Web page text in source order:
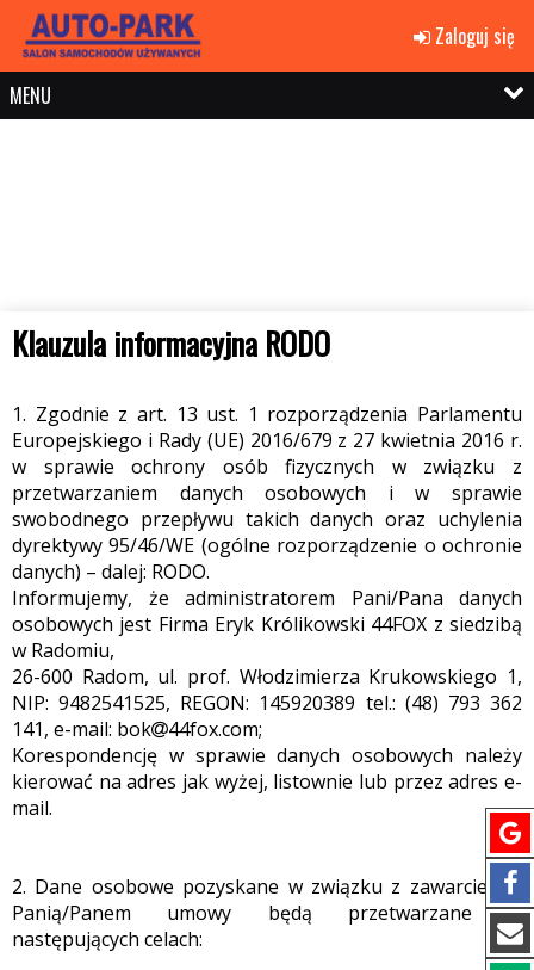
Zaloguj się
MENU
Klauzula informacyjna RODO
1. Zgodnie z art. 13 ust. 1 rozporządzenia Parlamentu
Europejskiego i Rady (UE) 2016/679 z 27 kwietnia 2016 r.
w sprawie ochrony osób fizycznych w związku z
przetwarzaniem danych osobowych i w sprawie
swobodnego przepływu takich danych oraz uchylenia
dyrektywy 95/46/WE (ogólne rozporządzenie o ochronie
danych) – dalej: RODO.
Informujemy, że administratorem Pani/Pana danych
osobowych jest Firma Eryk Królikowski 44FOX z siedzibą
w Radomiu,
26-600 Radom, ul. prof. Włodzimierza Krukowskiego 1,
NIP: 9482541525, REGON: 145920389 tel.: (48) 793 362
141, e-mail: bok
44fox.com;
Korespondencję w sprawie danych osobowych należy
kierować na adres jak wyżej, listownie lub przez adres e-
mail.
2. Dane osobowe pozyskane w związku z zawarciem z
Panią/Panem umowy będą przetwarzane w
następujących celach: